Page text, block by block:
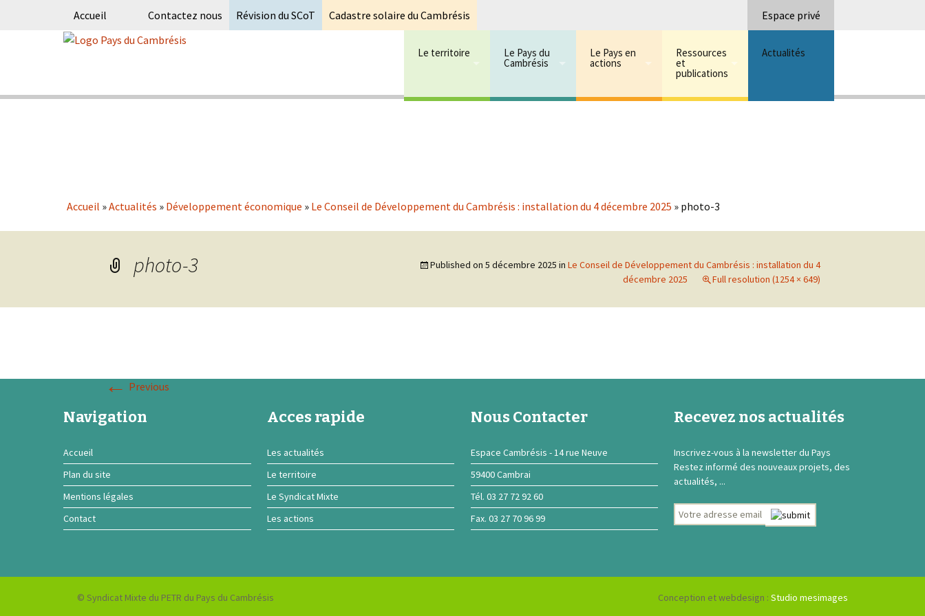
Accueil Contactez nous Révision du SCoT Cadastre solaire du Cambrésis Espace privé
Le territoire Le Pays du
Cambrésis
Le Pays en
actions
Ressources
et
publications
Actualités
Accueil »Actualités » Développement économique » Le Conseil de Développement du Cambrésis : installation du 4 décembre 2025 » photo-3
photo-3 Published on 5 décembre 2025 in Le Conseil de Développement du Cambrésis : installation du 4
décembre 2025
Full resolution (1254 × 649)
← Previous
Navigation
Accueil
Plan du site
Mentions légales
Contact
Acces rapide
Les actualités
Le territoire
Le Syndicat Mixte
Les actions
Nous Contacter
Espace Cambrésis - 14 rue Neuve
59400 Cambrai
Tél. 03 27 72 92 60
Fax. 03 27 70 96 99
Recevez nos actualités
Inscrivez-vous à la newsletter du Pays
Restez informé des nouveaux projets, des
actualités, ...
© Syndicat Mixte du PETR du Pays du Cambrésis Conception et webdesign : Studio mesimages